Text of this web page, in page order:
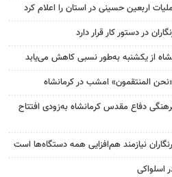
اربعین حسینی در استان را اعلام کرد
در دستور کار قرار دارد
از یکشنبه به‌طور نسبی کاهش می‌یابد
المنتقمون» امشب در کرمانشاه
دفاع مقدس کرمانشاه به‌زودی افتتاح
نیازمند هم‌افزایی همه دستگاه‌ها است
اسلواکی